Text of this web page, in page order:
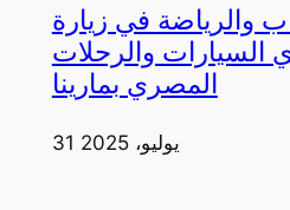
والرياضة في زيارة
السيارات والرحلات
المصري بمارينا
31 يوليو، 2025